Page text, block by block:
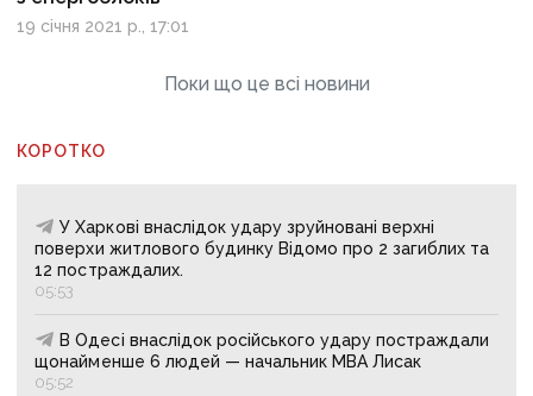
19 січня 2021 р., 17:01
Поки що це всі новини
КОРОТКО
У Харкові внаслідок удару зруйновані верхні
поверхи житлового будинку Відомо про 2 загиблих та
12 постраждалих.
05:53
В Одесі внаслідок російського удару постраждали
щонайменше 6 людей — начальник МВА Лисак
05:52